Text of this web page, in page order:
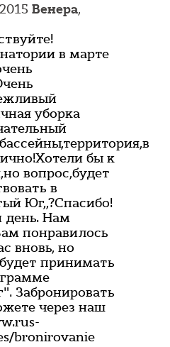
Венера,
в марте
уборка
бы к
вопрос,будет
в
Юг,,?Спасибо!
день. Нам
понравилось
вновь, но
принимать
Забронировать
через наш
bronirovanie